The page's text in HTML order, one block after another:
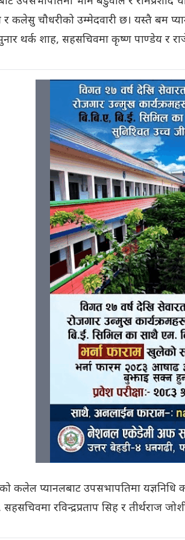
र कलेसु चौधरीको उम्मेदवारी छ। यस्तै बम
थर्क शाह, सहसचिवमा कृष्ण पाण्डेय र
कलेल प्यानलबाट उपसभापतिमा यज्ञनिधि
रविन्द्रप्रताप सिह र तीर्थराज